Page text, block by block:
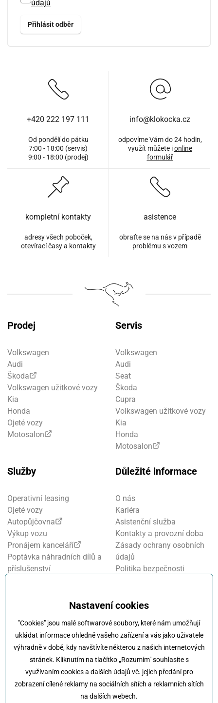
Nastavení cookies
"Cookies" jsou malé softwarové soubory, které nám umožňují
ukládat informace ohledně vašeho zařízení a vás jako uživatele
výhradně v době, kdy navštívíte některou z našich internetových
stránek. Kliknutím na tlačítko „Rozumím" souhlasíte s
využívaním cookies a dalších údajů vč. jejich předání pro
zobrazení cílené reklamy na sociálních sítích a reklamních sítích
na dalších webech.
údajů
+420 222 197 111
Od pondělí do pátku
7:00 - 18:00 (servis)
9:00 - 18:00 (prodej)
info@klokocka.cz
odpovíme Vám do 24 hodin,
využít můžete ionline
formulář
kompletní kontakty
adresy všech poboček,
otevírací časy a kontakty
asistence
obraťte se na nás v případě
problému s vozem
Prodej
Volkswagen
Audi
Škoda
Volkswagen užitkové vozy
Kia
Honda
Ojeté vozy
Motosalon
Servis
Volkswagen
Audi
Seat
Škoda
Cupra
Volkswagen užitkové vozy
Kia
Honda
Motosalon
Služby
Operativní leasing
Ojeté vozy
Autopůjčovna
Výkup vozu
Pronájem kanceláří
Poptávka náhradních dílů a
příslušenství
Důležité informace
O nás
Kariéra
Asistenční služba
Kontakty a provozní doba
Zásady ochrany osobních
údajů
Politika bezpečnosti
Oznamovací systém
Kola Klokočka - ukončení
provozu
Klokočka - Na každé cestě s vámi